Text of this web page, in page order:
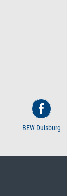
BEW-Duisburg